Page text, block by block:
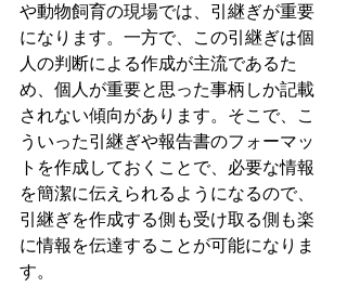
や動物飼育の現場では、引継ぎが重要
になります。一方で、この引継ぎは個
人の判断による作成が主流であるた
め、個人が重要と思った事柄しか記載
されない傾向があります。そこで、こ
ういった引継ぎや報告書のフォーマッ
トを作成しておくことで、必要な情報
を簡潔に伝えられるようになるので、
引継ぎを作成する側も受け取る側も楽
に情報を伝達することが可能になりま
す。